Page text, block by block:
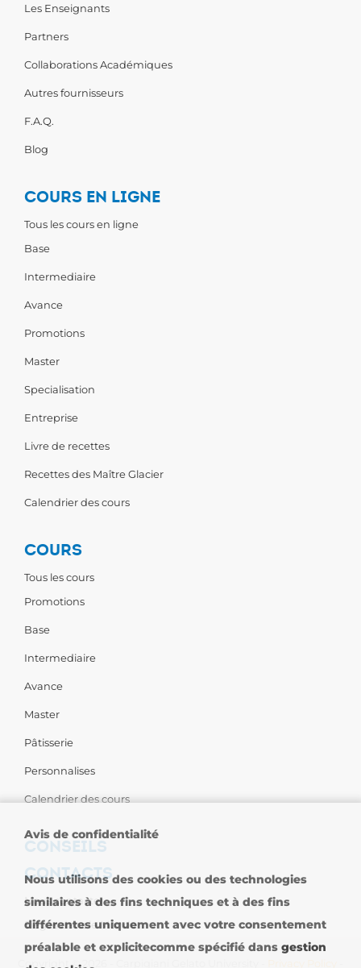
Les Enseignants
Partners
Collaborations Académiques
Autres fournisseurs
F.A.Q.
Blog
COURS EN LIGNE
Tous les cours en ligne
Base
Intermediaire
Avance
Promotions
Master
Specialisation
Entreprise
Livre de recettes
Recettes des Maître Glacier
Calendrier des cours
COURS
Tous les cours
Promotions
Base
Intermediaire
Avance
Master
Pâtisserie
Personnalises
Calendrier des cours
CONSEILS
CONTACTS
Nous contacter
Sièges dans le Monde
Copyright © 2026 - Carpigiani Gelato University -
Avis de confidentialité
Nous utilisons des cookies ou des technologies
similaires à des fins techniques et à des fins
différentes uniquement avec votre consentement
préalable et explicitecomme spécifié dans gestion